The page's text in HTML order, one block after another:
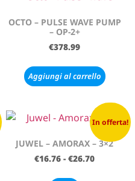
OCTO – PULSE WAVE PUMP
– OP-2+
€378.99
Aggiungi al carrello
In offerta!
JUWEL – AMORAX – 3×2
€16.76 - €26.70